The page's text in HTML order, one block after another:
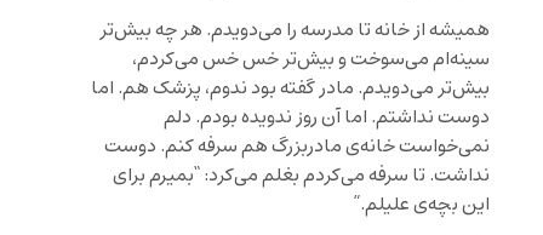
همیشه از خانه تا مدرسه را می‌دویدم. هر چه بیش‌تر
سینه‌ام می‌سوخت و بیش‌تر خس خس می‌کردم،
بیش‌تر می‌دویدم. مادر گفته بود ندوم، پزشک هم. اما
دوست نداشتم. اما آن روز ندویده بودم. دلم
نمی‌خواست خانه‌ی مادربزرگ هم سرفه کنم. دوست
نداشت. تا سرفه می‌کردم بغلم می‌کرد: “بمیرم برای
این بچه‌ی علیلم.”